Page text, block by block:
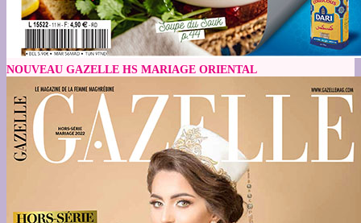
NOUVEAU GAZELLE HS MARIAGE ORIENTAL